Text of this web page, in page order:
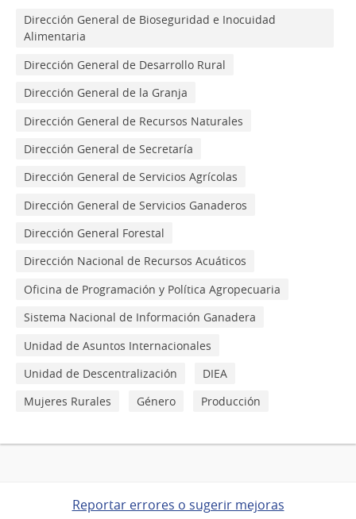
Dirección General de Bioseguridad e Inocuidad
Alimentaria
Dirección General de Desarrollo Rural
Dirección General de la Granja
Dirección General de Recursos Naturales
Dirección General de Secretaría
Dirección General de Servicios Agrícolas
Dirección General de Servicios Ganaderos
Dirección General Forestal
Dirección Nacional de Recursos Acuáticos
Oficina de Programación y Política Agropecuaria
Sistema Nacional de Información Ganadera
Unidad de Asuntos Internacionales
Unidad de Descentralización
DIEA
Mujeres Rurales
Género Producción
Reportar errores o sugerir mejoras